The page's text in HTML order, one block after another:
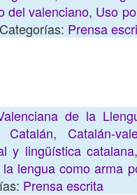
del valenciano, Uso
Prensa
de la
Catalán, Catalán-
y lingüística catalana,
lengua como arma
Prensa escrita